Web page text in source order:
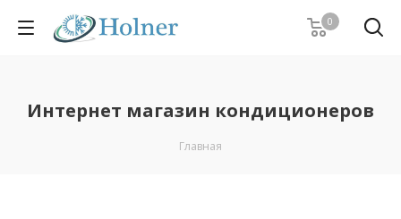
0
Интернет магазин кондиционеров
Главная